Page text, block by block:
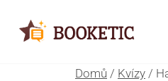
Domů / Kvízy /